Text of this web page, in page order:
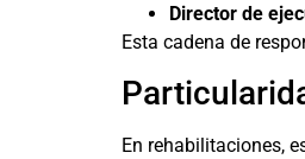
Director de
Esta cadena de
En rehabilitaciones,